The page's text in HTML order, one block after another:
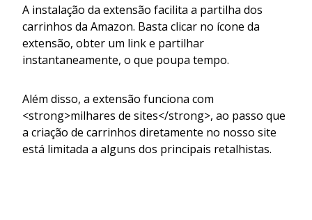
A instalação da extensão facilita a partilha dos
carrinhos da Amazon. Basta clicar no ícone da
extensão, obter um link e partilhar
instantaneamente, o que poupa tempo.
Além disso, a extensão funciona com
<strong>milhares de sites</strong>, ao passo que
a criação de carrinhos diretamente no nosso site
está limitada a alguns dos principais retalhistas.